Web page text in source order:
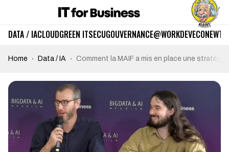
DATA / IACLOUDGREEN ITSECUGOUVERNANCE@WORKDEVECO
Home Data / IA Comment la MAIF a mis en place une stratégie